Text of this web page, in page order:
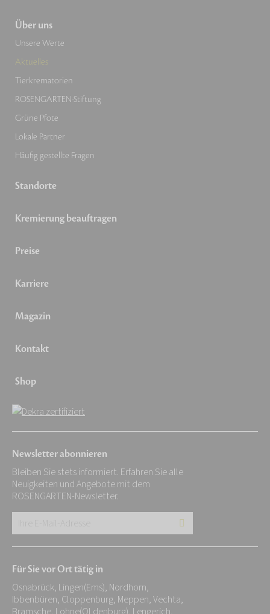
Über uns
Unsere Werte
Aktuelles
Tierkrematorien
ROSENGARTEN-Stiftung
Grüne Pfote
Lokale Partner
Häufig gestellte Fragen
Standorte
Kremierung beauftragen
Preise
Karriere
Magazin
Kontakt
Shop
Newsletter abonnieren
Bleiben Sie stets informiert. Erfahren Sie alle
Neuigkeiten und Angebote mit dem
ROSENGARTEN-Newsletter.
E-
Adresse:
*
Für Sie vor Ort tätig in
Osnabrück, Lingen(Ems), Nordhorn,
Ibbenbüren, Cloppenburg, Meppen, Vechta,